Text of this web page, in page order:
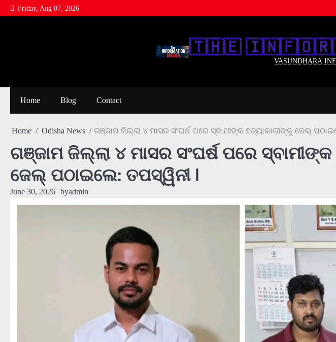
Skip
to
Friday, Aug 07, 2026
🇹‌🇭‌🇪‌
V̲A̲S̲U̲N̲D̲H̲A̲R̲A̲
Home Blog Contact
Home Odisha News ଗଞ୍ଜାମ ଜିଲ୍ଲା ୪ ମାସର ସଂଘର୍ଷ ପରେ ସ୍ବାମୀଙ୍କ ହତ୍ୟାକାରୀଙ୍କୁ ଜେଲ୍
ଗଞ୍ଜାମ ଜିଲ୍ଲା ୪ ମାସର ସଂଘର୍ଷ ପରେ
ଜେଲ୍ ପଠାଇଲେ: ତପସ୍ୱିନୀ l
June 30, 2026 byadmin